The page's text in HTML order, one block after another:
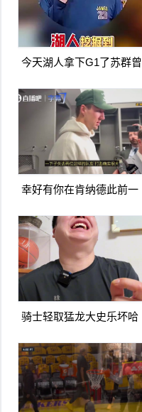
今天湖人拿下G1了苏群曾
幸好有你在肯纳德此前一
确实很大
骑士轻取猛龙大史乐坏哈
可成啊